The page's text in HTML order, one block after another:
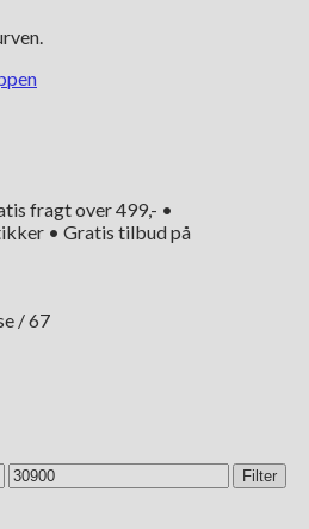
fragt over 499,- •
• Gratis tilbud på
/67
Højeste
pris
Filter